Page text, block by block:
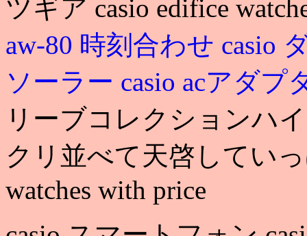
ツギア casio edifice
aw-80 時刻合わせ casio
ソーラー casio acアダプ
リーブコレクションハ
クリ並べて天啓してい
watches with price